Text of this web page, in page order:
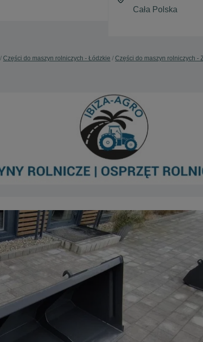
Części do maszyn rolniczych - Łódzkie Części do maszyn rolniczych -